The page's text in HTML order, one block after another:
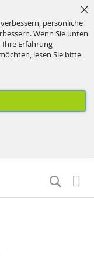
persönliche
Wenn Sie unten
Erfahrung
lesen Sie bitte
Suche